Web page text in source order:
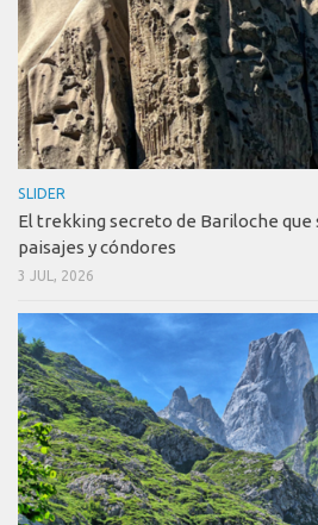
SLIDER
El trekking secreto de Bariloche que
paisajes y cóndores
3 JUL, 2026